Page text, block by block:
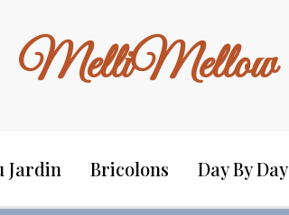
MelliMellow
Jardin Bricolons Day By Day